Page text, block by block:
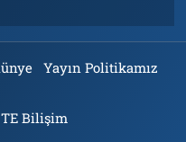
Yayın Politikamız
TE Bilişim